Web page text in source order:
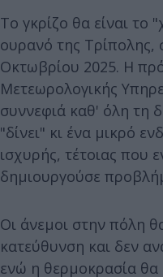
Το γκρίζο θα είναι
ουρανό της
Οκτωβρίου 2025. Η
Μετεωρολογικής
συννεφιά καθ' όλη τη
"δίνει" κι ένα μικρό
ισχυρής, τέτοιας που
δημιουργούσε
Οι άνεμοι στην πόλη
κατεύθυνση και δεν
ενώ η θερμοκρασία θα